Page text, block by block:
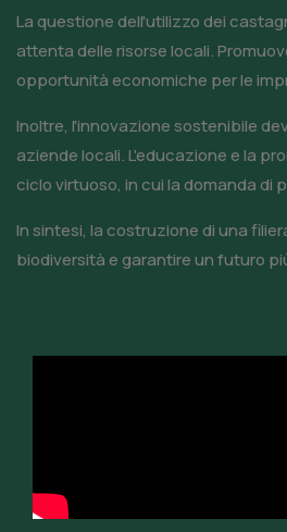
La questione dell'utilizzo dei
attenta delle risorse locali.
opportunità economiche per le
Inoltre, l'innovazione sostenibile
aziende locali. L'educazione e la
ciclo virtuoso, in cui la domanda di
In sintesi, la costruzione di una
biodiversità e garantire un futuro